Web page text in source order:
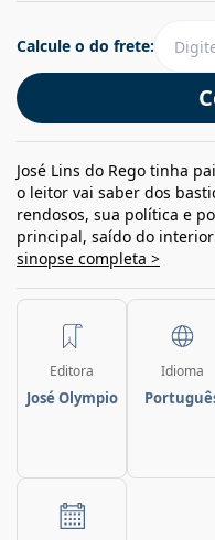
Calcule o do frete:
José Lins do Rego tinha
o leitor vai saber dos
rendosos, sua política e
principal, saído do
sinopse completa >
Editora
José Olympio
Idioma